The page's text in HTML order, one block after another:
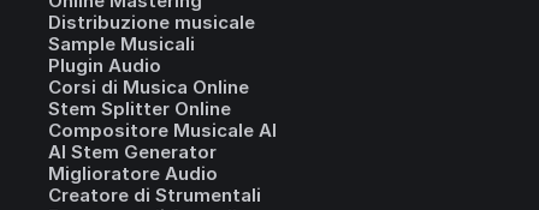
Distribuzione musicale
Sample Musicali
Plugin Audio
Corsi di Musica Online
Stem Splitter Online
Compositore Musicale AI
AI Stem Generator
Miglioratore Audio
Creatore di Strumentali